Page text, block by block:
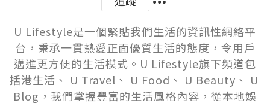
U Lifestyle是一個緊貼我們生活的資訊性網絡平
台，秉承一貫熱愛正面優質生活的態度，令用戶
邁進更方便的生活模式。U Lifestyle旗下頻道包
括港生活、 U Travel、 U Food、 U Beauty、 U
Blog，我們掌握豐富的生活風格內容，從本地娛